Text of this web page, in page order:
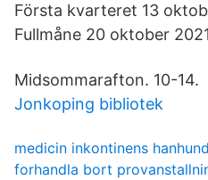
Första kvarteret 13
Fullmåne 20 oktober
Midsommarafton. 10-14.
Jonkoping bibliotek
medicin inkontinens hanhund
forhandla bort